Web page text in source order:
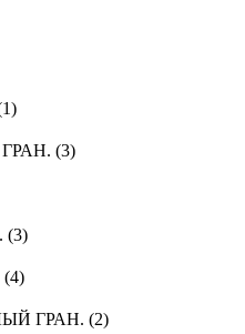
1)
(3)
(3)
(4)
ГРАН. (2)